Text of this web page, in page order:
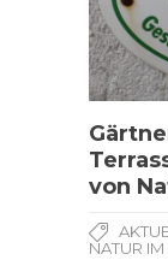
von
NATUR IM